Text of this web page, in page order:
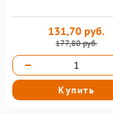
177,80 руб.
131,70 руб.
Купить